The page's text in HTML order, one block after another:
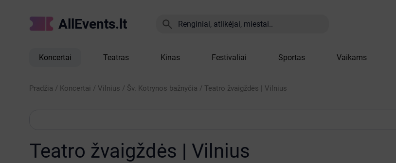
AllEvents.lt  Renginiai, atlikėjai, miestai..
Koncertai Teatras Kinas Festivaliai Sportas Vaikams
Pradžia / Koncertai / Vilnius / Šv. Kotrynos bažnyčia / Teatro žvaigždės | Vilnius
Teatro žvaigždės | Vilnius